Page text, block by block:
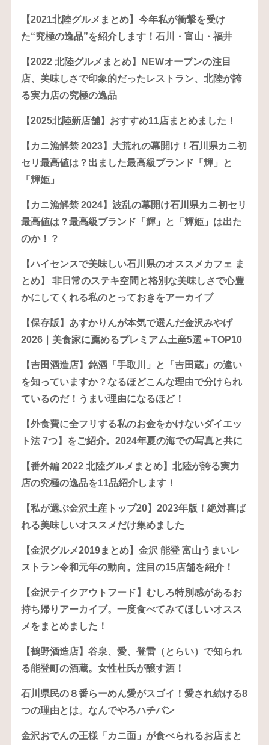
【2021北陸グルメまとめ】今年私が衝撃を受け
た“究極の逸品”を紹介します！石川・富山・福井
【2022 北陸グルメまとめ】NEWオープンの注目
店、美味しさで印象的だったレストラン、北陸が誇
る実力店の究極の逸品
【2025北陸新店舗】おすすめ11店まとめました！
【カニ漁解禁 2023】大荒れの幕開け！石川県カニ初
セリ最高値は？出ました最高級ブランド「輝」と
「輝姫」
【カニ漁解禁 2024】波乱の幕開け石川県カニ初セリ
最高値は？最高級ブランド「輝」と「輝姫」は出た
のか！？
【ハイセンスで美味しい石川県のオススメカフェ ま
とめ】 非日常のステキ空間と格別な美味しさで心豊
かにしてくれる私のとっておきをアーカイブ
【保存版】あすかりんが本気で選んだ金沢みやげ
2026｜美食家に薦めるプレミアム土産5選＋TOP10
【吉田酒造店】銘酒「手取川」と「吉田蔵」の違い
を知っていますか？なるほどこんな理由で分けられ
ているのだ！うまい理由になるほど！
【外食費に全フリする私のお金をかけないダイエッ
ト法 7つ】をご紹介。2024年夏の海での写真と共に
【番外編 2022 北陸グルメまとめ】北陸が誇る実力
店の究極の逸品を11品紹介します！
【私が選ぶ金沢土産トップ20】2023年版！絶対喜ば
れる美味しいオススメだけ集めました
【金沢グルメ2019まとめ】金沢 能登 富山うまいレ
ストラン令和元年の動向。注目の15店舗を紹介！
【金沢テイクアウトフード】むしろ特別感があるお
持ち帰りアーカイブ。一度食べてみてほしいオスス
メをまとめました！
【鶴野酒造店】谷泉、愛、登雷（とらい）で知られ
る能登町の酒蔵。女性杜氏が醸す酒！
石川県民の８番らーめん愛がスゴイ！愛され続ける8
つの理由とは。なんでやろハチバン
金沢おでんの王様「カニ面」が食べられるお店まと